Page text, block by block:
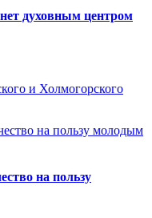
духовным центром
и Холмогорского
на пользу